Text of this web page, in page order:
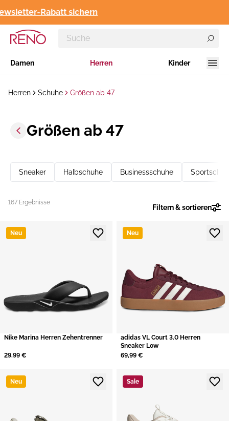
Rabatt sichern
Damen Herren Kinder
Herren Schuhe Größen ab 47
Größen ab 47
Sneaker Halbschuhe Businessschuhe
Filtern & sortieren
167 Ergebnisse
Neu
Nike Marina Herren Zehentrenner
29,99 €
Neu
adidas VL Court 3.0 Herren
Sneaker Low
69,99 €
Neu Sale